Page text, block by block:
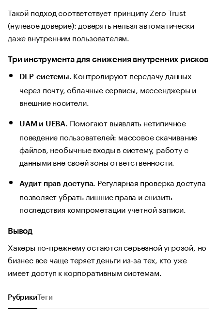
Такой подход соответствует принципу Zero Trust
(нулевое доверие): доверять нельзя автоматически
даже внутренним пользователям.
Три инструмента для снижения внутренних рисков
DLP-системы. Контролируют передачу данных
через почту, облачные сервисы, мессенджеры и
внешние носители.
UAM и UEBA. Помогают выявлять нетипичное
поведение пользователей: массовое скачивание
файлов, необычные входы в систему, работу с
данными вне своей зоны ответственности.
Аудит прав доступа. Регулярная проверка доступа
позволяет убрать лишние права и снизить
последствия компрометации учетной записи.
Вывод
Хакеры по-прежнему остаются серьезной угрозой, но
бизнес все чаще теряет деньги из-за тех, кто уже
имеет доступ к корпоративным системам.
Рубрики Теги